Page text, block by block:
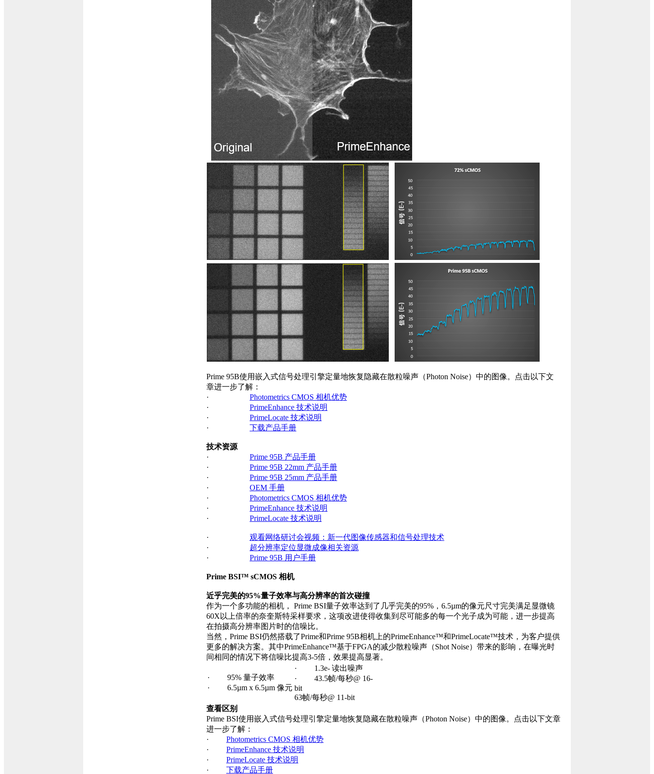
Prime 95B使用嵌入式信号处理引擎定量地恢复隐藏在散粒噪声（Photon Noise）中的图像。点击以下文
章进一步了解：
· Photometrics CMOS 相机优势
· PrimeEnhance 技术说明
· PrimeLocate 技术说明
· 下载产品手册
技术资源
· Prime 95B 产品手册
· Prime 95B 22mm 产品手册
· Prime 95B 25mm 产品手册
· OEM 手册
· Photometrics CMOS 相机优势
· PrimeEnhance 技术说明
· PrimeLocate 技术说明
· 观看网络研讨会视频：新一代图像传感器和信号处理技术
· 超分辨率定位显微成像相关资源
· Prime 95B 用户手册
Prime BSI™ sCMOS 相机
近乎完美的95%量子效率与高分辨率的首次碰撞
作为一个多功能的相机， Prime BSI量子效率达到了几乎完美的95%，6.5µm的像元尺寸完美满足显微镜
60X以上倍率的奈奎斯特采样要求，这项改进使得收集到尽可能多的每一个光子成为可能，进一步提高
在拍摄高分辨率图片时的信噪比。
当然，Prime BSI仍然搭载了Prime和Prime 95B相机上的PrimeEnhance™和PrimeLocate™技术，为客户提供
更多的解决方案。其中PrimeEnhance™基于FPGA的减少散粒噪声（Shot Noise）带来的影响，在曝光时
间相同的情况下将信噪比提高3-5倍，效果提高显著。
· 95% 量子效率
· 6.5µm x 6.5µm 像元
· 1.3e- 读出噪声
· 43.5帧/每秒@ 16-
bit
63帧/每秒@ 11-bit
查看区别
Prime BSI使用嵌入式信号处理引擎定量地恢复隐藏在散粒噪声（Photon Noise）中的图像。点击以下文章
进一步了解：
· Photometrics CMOS 相机优势
· PrimeEnhance 技术说明
· PrimeLocate 技术说明
· 下载产品手册